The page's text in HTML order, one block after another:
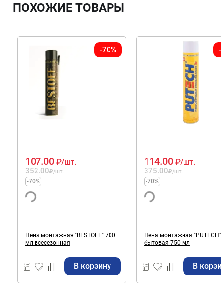
ПОХОЖИЕ ТОВАРЫ
-70%
352.00₽/шт.
107.00 ₽/шт.
-70%
Пена монтажная "BESTOFF" 700
мл всесезонная
В корзину
375.00₽/шт.
114.00 ₽/шт.
-70%
Пена монтажная "PUTECH"
бытовая 750 мл
В